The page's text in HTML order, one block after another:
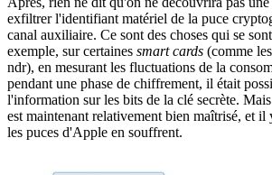
exfiltrer l'identifiant matériel de la puce
canal auxiliaire. Ce sont des choses qui se
exemple, sur certaines smart cards (comme
ndr), en mesurant les fluctuations de la
pendant une phase de chiffrement, il était
l'information sur les bits de la clé secrète.
est maintenant relativement bien maîtrisé, et il
les puces d'Apple en souffrent.